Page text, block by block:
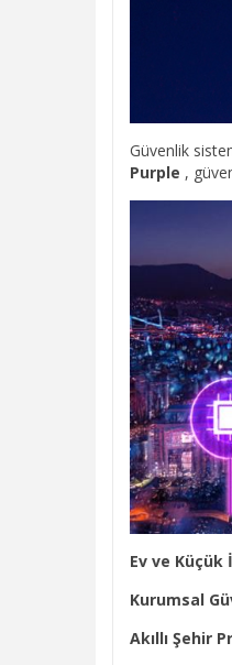
Güvenlik
Purple ,
Ev ve
Kurumsal
Akıllı Şehir